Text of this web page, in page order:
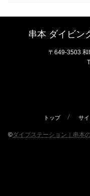
串本 ダイビン
〒649-3503 和
トップ サ
©ダイブステーション｜串本